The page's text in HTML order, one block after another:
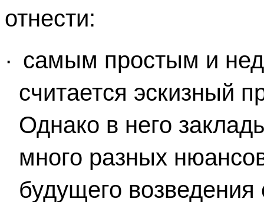
отнести:
· самым простым и
считается эскизный
Однако в него
много разных
будущего возведения